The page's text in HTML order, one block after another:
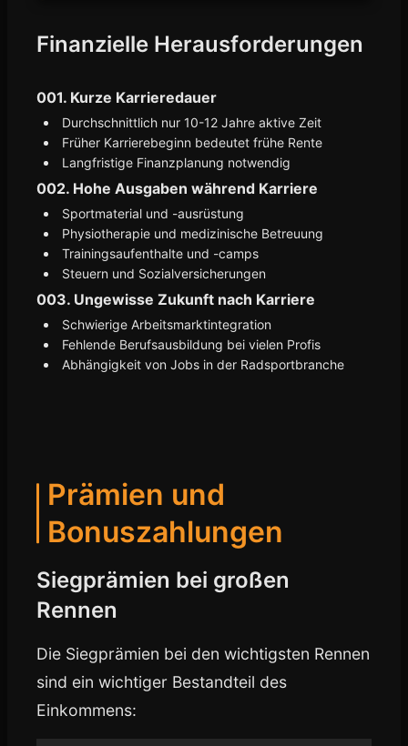
Finanzielle Herausforderungen
001. Kurze Karrieredauer
Durchschnittlich nur 10-12 Jahre aktive Zeit
Früher Karrierebeginn bedeutet frühe Rente
Langfristige Finanzplanung notwendig
002. Hohe Ausgaben während Karriere
Sportmaterial und -ausrüstung
Physiotherapie und medizinische Betreuung
Trainingsaufenthalte und -camps
Steuern und Sozialversicherungen
003. Ungewisse Zukunft nach Karriere
Schwierige Arbeitsmarktintegration
Fehlende Berufsausbildung bei vielen Profis
Abhängigkeit von Jobs in der Radsportbranche
Prämien und
Bonuszahlungen
Siegprämien bei großen
Rennen
Die Siegprämien bei den wichtigsten Rennen
sind ein wichtiger Bestandteil des
Einkommens: